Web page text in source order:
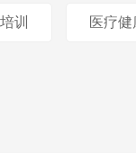
训 医疗健